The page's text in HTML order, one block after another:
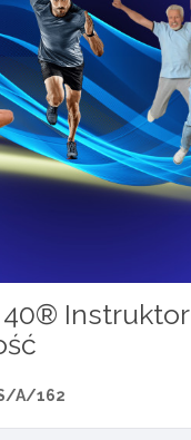
40® Instruktor
A/162